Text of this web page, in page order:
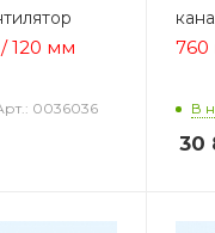
120 мм
0036036
760
В
30